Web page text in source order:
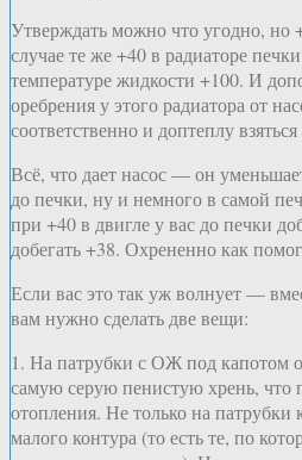
Утверждать можно что угодно, но
случае те же +40 в радиаторе
температуре жидкости +100. И
оребрения у этого радиатора от
соответственно и доптеплу
Всё, что дает насос — он
до печки, ну и немного в самой
при +40 в двигле у вас до печки
добегать +38. Охрененно как
Если вас это так уж волнует —
вам нужно сделать две вещи:
1. На патрубки с ОЖ под капотом
самую серую пенистую хрень, что
отопления. Не только на патрубки
малого контура (то есть те, по